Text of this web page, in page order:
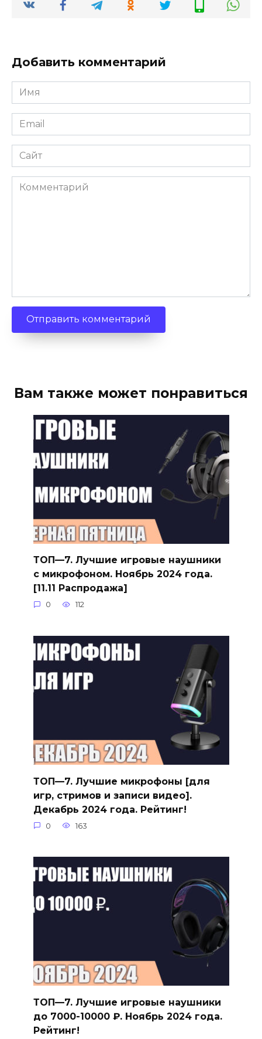
Добавить комментарий
Имя
Email
Сайт
Комментарий
Вам также может понравиться
ТОП—7. Лучшие игровые наушники
с микрофоном. Ноябрь 2024 года.
[11.11 Распродажа]
0 112
ТОП—7. Лучшие микрофоны [для
игр, стримов и записи видео].
Декабрь 2024 года. Рейтинг!
0 163
ТОП—7. Лучшие игровые наушники
до 7000-10000 ₽. Ноябрь 2024 года.
Рейтинг!